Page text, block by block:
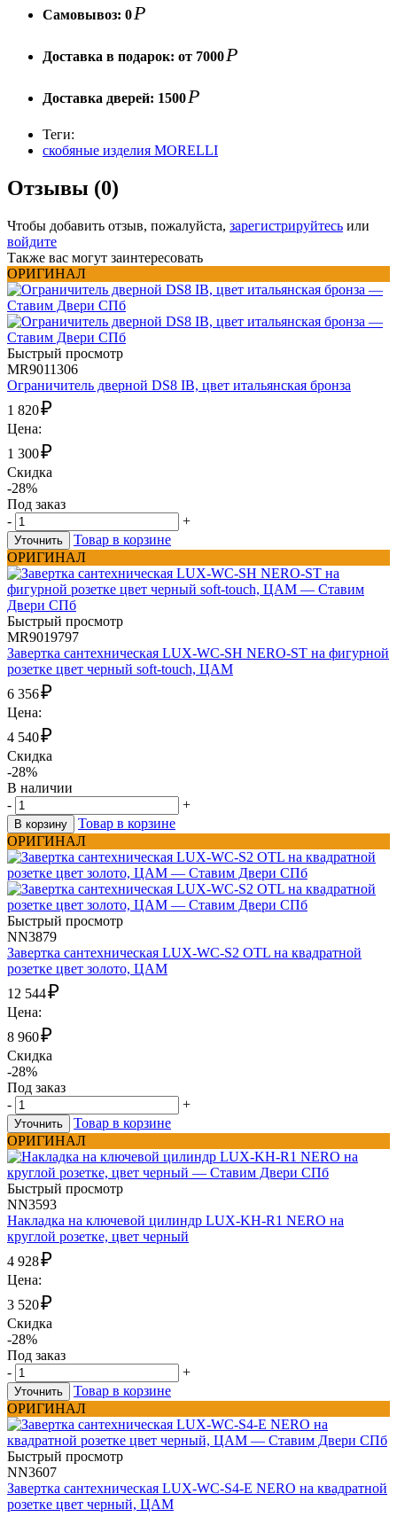
Самовывоз: 0Р
Доставка в подарок: от 7000Р
Доставка дверей: 1500Р
Теги:
скобяные изделия MORELLI
Отзывы (0)
Чтобы добавить отзыв, пожалуйста, зарегистрируйтесь или
войдите
Также вас могут заинтересовать
ОРИГИНАЛ
Быстрый просмотр
MR9011306
Ограничитель дверной DS8 IB, цвет итальянская бронза
1 820₽
Цена:
1 300₽
Скидка
-28%
Под заказ
-
+
Уточнить
Товар в корзине
ОРИГИНАЛ
Быстрый просмотр
MR9019797
Завертка сантехническая LUX-WC-SH NERO-ST на фигурной
розетке цвет черный soft-touch, ЦАМ
6 356₽
Цена:
4 540₽
Скидка
-28%
В наличии
-
+
В корзину
Товар в корзине
ОРИГИНАЛ
Быстрый просмотр
NN3879
Завертка сантехническая LUX-WC-S2 OTL на квадратной
розетке цвет золото, ЦАМ
12 544₽
Цена:
8 960₽
Скидка
-28%
Под заказ
-
+
Уточнить
Товар в корзине
ОРИГИНАЛ
Быстрый просмотр
NN3593
Накладка на ключевой цилиндр LUX-KH-R1 NERO на
круглой розетке, цвет черный
4 928₽
Цена:
3 520₽
Скидка
-28%
Под заказ
-
+
Уточнить
Товар в корзине
ОРИГИНАЛ
Быстрый просмотр
NN3607
Завертка сантехническая LUX-WC-S4-E NERO на квадратной
розетке цвет черный, ЦАМ